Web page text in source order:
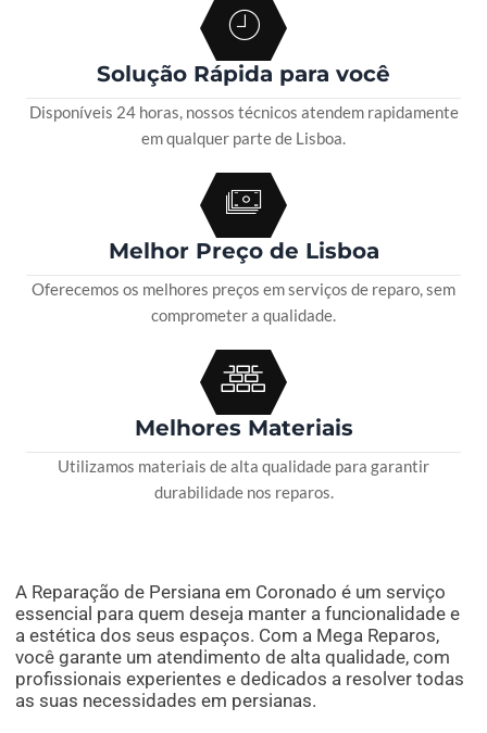
Solução Rápida para você
Disponíveis 24 horas, nossos técnicos atendem rapidamente
em qualquer parte de Lisboa.
Melhor Preço de Lisboa
Oferecemos os melhores preços em serviços de reparo, sem
comprometer a qualidade.
Melhores Materiais
Utilizamos materiais de alta qualidade para garantir
durabilidade nos reparos.
A Reparação de Persiana em Coronado é um serviço
essencial para quem deseja manter a funcionalidade e
a estética dos seus espaços. Com a Mega Reparos,
você garante um atendimento de alta qualidade, com
profissionais experientes e dedicados a resolver todas
as suas necessidades em persianas.